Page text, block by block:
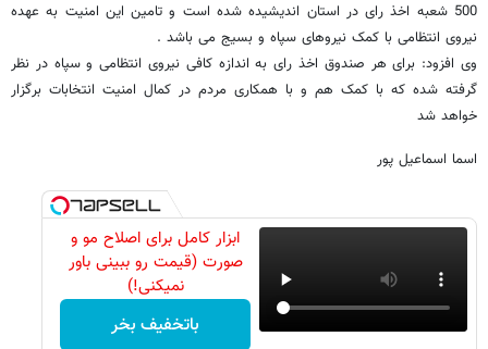
500 شعبه اخذ رای در استان اندیشیده شده است و تامین این امنیت به عهده
نیروی انتظامی با کمک نیروهای سپاه و بسیج می باشد .
وی افزود: برای هر صندوق اخذ رای به اندازه کافی نیروی انتظامی و سپاه در نظر
گرفته شده که با کمک هم و با همکاری مردم در کمال امنیت انتخابات برگزار
خواهد شد
اسما اسماعیل پور
ابزار کامل برای اصلاح مو و
صورت (قیمت رو ببینی باور
نمیکنی!)
باتخفیف بخر